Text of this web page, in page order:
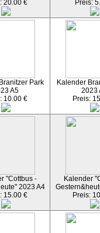
20.00 €
Preis:
Park
A5
10.00 €
Kalender
2023
Preis:
"Cottbus -
2023 A4
15.00 €
Kalender
Preis: